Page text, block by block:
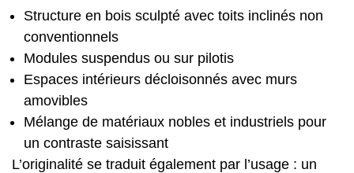
Structure en bois sculpté avec toits inclinés non
conventionnels
Modules suspendus ou sur pilotis
Espaces intérieurs décloisonnés avec murs
amovibles
Mélange de matériaux nobles et industriels pour
un contraste saisissant
L’originalité se traduit également par l’usage : un